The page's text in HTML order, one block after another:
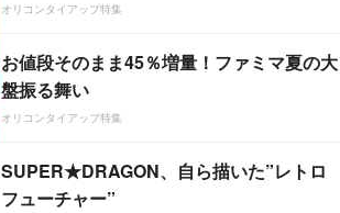
オリコンタイアップ特集
お値段そのまま45％増量！ファミマ夏の大
盤振る舞い
オリコンタイアップ特集
SUPER★DRAGON、自ら描いた”レトロ
フューチャー”